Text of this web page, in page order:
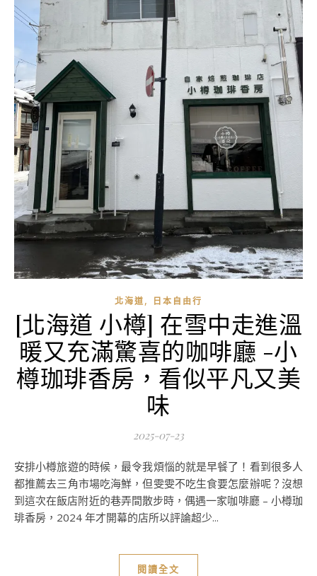
北海道, 日本自由行
[北海道 小樽] 在雪中走進溫
暖又充滿驚喜的咖啡廳 -小
樽珈琲香房，看似平凡又美
味
2025-07-23
安排小樽旅遊的時候，最令我煩惱的就是早餐了！看到很多人
都推薦去三角市場吃海鮮，但雯雯不吃生食要怎麼辦呢？沒想
到這次在飯店附近的巷弄間散步時，偶遇一家咖啡廳 – 小樽珈
琲香房，2024 年才開幕的店所以評論超少...
閱讀全文